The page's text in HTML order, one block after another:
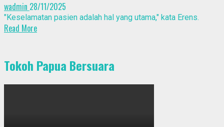
wadmin 28/11/2025
"Keselamatan pasien adalah hal yang utama," kata Erens.
Read More
Tokoh Papua Bersuara